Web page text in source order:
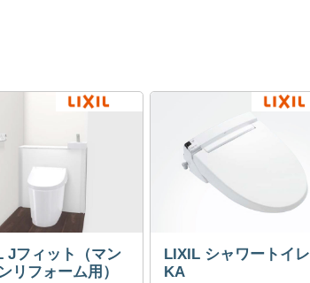
Jフィット（マン
リフォーム用）
LIXIL シャワートイレ
KA